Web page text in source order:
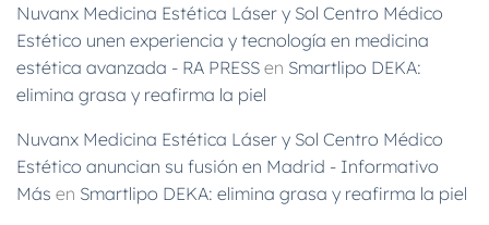
Nuvanx Medicina Estética Láser y Sol Centro Médico
Estético unen experiencia y tecnología en medicina
estética avanzada - RA PRESS en Smartlipo DEKA:
elimina grasa y reafirma la piel
Nuvanx Medicina Estética Láser y Sol Centro Médico
Estético anuncian su fusión en Madrid - Informativo
Más en Smartlipo DEKA: elimina grasa y reafirma la piel